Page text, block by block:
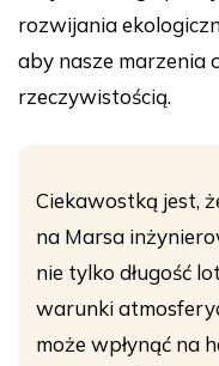
rozwijania
aby nasze marzenia
rzeczywistością.
Ciekawostką jest,
na Marsa
nie tylko długość
warunki
może wpłynąć na